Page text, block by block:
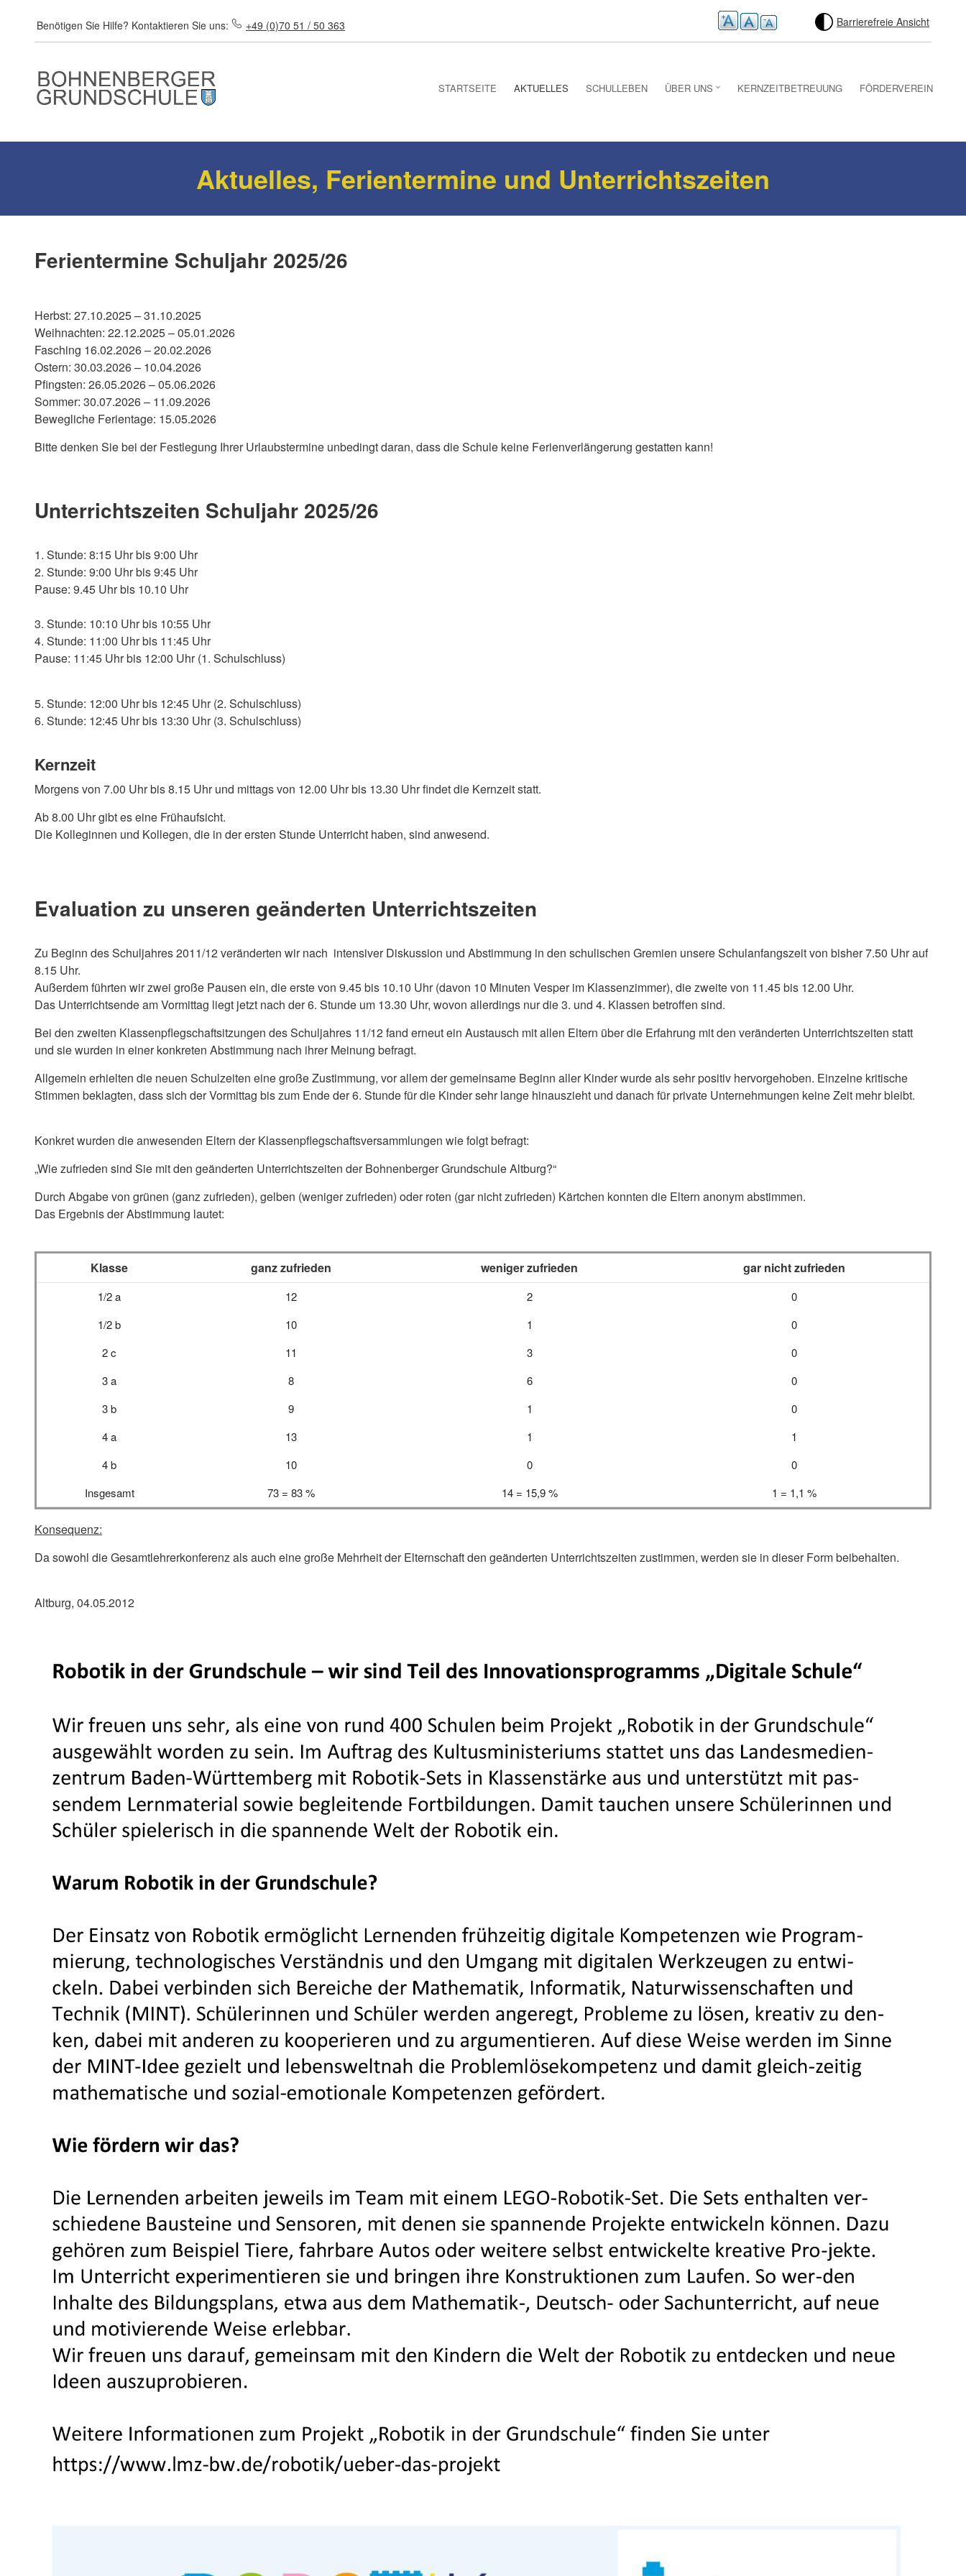
Benötigen Sie Hilfe? Kontaktieren Sie uns: +49 (0)70 51 / 50 363 Barrierefreie Ansicht
STARTSEITE AKTUELLES SCHULLEBEN ÜBER UNS KERNZEITBETREUUNG FÖRDERVEREIN
Aktuelles, Ferientermine und Unterrichtszeiten
Ferientermine Schuljahr 2025/26
Herbst: 27.10.2025 – 31.10.2025
Weihnachten: 22.12.2025 – 05.01.2026
Fasching 16.02.2026 – 20.02.2026
Ostern: 30.03.2026 – 10.04.2026
Pfingsten: 26.05.2026 – 05.06.2026
Sommer: 30.07.2026 – 11.09.2026
Bewegliche Ferientage: 15.05.2026
Bitte denken Sie bei der Festlegung Ihrer Urlaubstermine unbedingt daran, dass die Schule keine Ferienverlängerung gestatten kann!
Unterrichtszeiten Schuljahr 2025/26
1. Stunde: 8:15 Uhr bis 9:00 Uhr
2. Stunde: 9:00 Uhr bis 9:45 Uhr
Pause: 9.45 Uhr bis 10.10 Uhr
3. Stunde: 10:10 Uhr bis 10:55 Uhr
4. Stunde: 11:00 Uhr bis 11:45 Uhr
Pause: 11:45 Uhr bis 12:00 Uhr (1. Schulschluss)
5. Stunde: 12:00 Uhr bis 12:45 Uhr (2. Schulschluss)
6. Stunde: 12:45 Uhr bis 13:30 Uhr (3. Schulschluss)
Kernzeit
Morgens von 7.00 Uhr bis 8.15 Uhr und mittags von 12.00 Uhr bis 13.30 Uhr findet die Kernzeit statt.
Ab 8.00 Uhr gibt es eine Frühaufsicht.
Die Kolleginnen und Kollegen, die in der ersten Stunde Unterricht haben, sind anwesend.
Evaluation zu unseren geänderten Unterrichtszeiten
Zu Beginn des Schuljahres 2011/12 veränderten wir nach intensiver Diskussion und Abstimmung in den schulischen Gremien unsere Schulanfangszeit von bisher 7.50 Uhr auf
8.15 Uhr.
Außerdem führten wir zwei große Pausen ein, die erste von 9.45 bis 10.10 Uhr (davon 10 Minuten Vesper im Klassenzimmer), die zweite von 11.45 bis 12.00 Uhr.
Das Unterrichtsende am Vormittag liegt jetzt nach der 6. Stunde um 13.30 Uhr, wovon allerdings nur die 3. und 4. Klassen betroffen sind.
Bei den zweiten Klassenpflegschaftsitzungen des Schuljahres 11/12 fand erneut ein Austausch mit allen Eltern über die Erfahrung mit den veränderten Unterrichtszeiten statt
und sie wurden in einer konkreten Abstimmung nach ihrer Meinung befragt.
Allgemein erhielten die neuen Schulzeiten eine große Zustimmung, vor allem der gemeinsame Beginn aller Kinder wurde als sehr positiv hervorgehoben. Einzelne kritische
Stimmen beklagten, dass sich der Vormittag bis zum Ende der 6. Stunde für die Kinder sehr lange hinauszieht und danach für private Unternehmungen keine Zeit mehr bleibt.
Konkret wurden die anwesenden Eltern der Klassenpflegschaftsversammlungen wie folgt befragt:
„Wie zufrieden sind Sie mit den geänderten Unterrichtszeiten der Bohnenberger Grundschule Altburg?“
Durch Abgabe von grünen (ganz zufrieden), gelben (weniger zufrieden) oder roten (gar nicht zufrieden) Kärtchen konnten die Eltern anonym abstimmen.
Das Ergebnis der Abstimmung lautet:
Klasse ganz zufrieden weniger zufrieden gar nicht zufrieden
1/2 a 12 2
0
1/2 b
10 1
0
2 c
11 3
0
3 a
8 6
0
3 b
9 1
0
4 a
13 1
1
4 b
10 0
0
Insgesamt
73 = 83 % 14 = 15,9 % 1 = 1,1 %
Konsequenz:
Da sowohl die Gesamtlehrerkonferenz als auch eine große Mehrheit der Elternschaft den geänderten Unterrichtszeiten zustimmen, werden sie in dieser Form beibehalten.
Altburg, 04.05.2012